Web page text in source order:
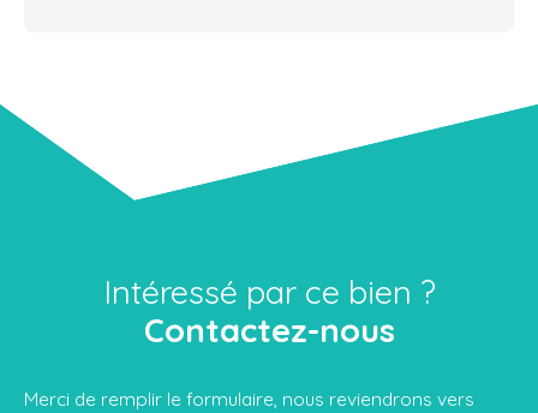
Intéressé par ce bien ?
Contactez-nous
Merci de remplir le formulaire, nous reviendrons vers